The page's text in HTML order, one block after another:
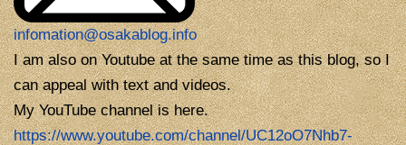
infomation@osakablog.info
I am also on Youtube at the same time as this blog, so I
can appeal with text and videos.
My YouTube channel is here.
https://www.youtube.com/channel/UC12oO7Nhb7-